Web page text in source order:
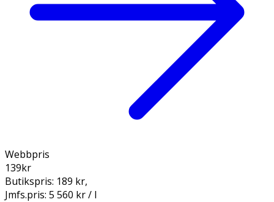
Webbpris
139kr
Butikspris: 189 kr,
Jmfs.pris: 5 560 kr / l